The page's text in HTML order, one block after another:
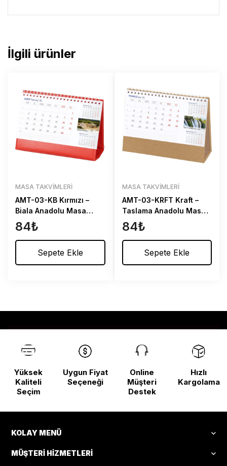
İlgili ürünler
MASA TAKVIMLERI
AMT-03-KB Kırmızı –
Biala Anadolu Masa
Takvimi
84₺
Sepete Ekle
MASA TAKVIMLERI
AMT-03-KRFT Kraft –
Taslama Anadolu Masa
Takvimi
84₺
Sepete Ekle
Yüksek
Kaliteli
Seçim
Uygun Fiyat
Seçeneği
Online
Müşteri
Destek
Hızlı
Kargolama
KOLAY MENÜ
MÜŞTERI HIZMETLERI